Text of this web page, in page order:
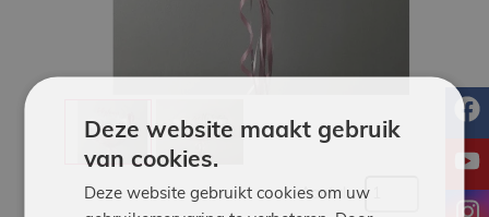
Aantal:
Deze website maakt gebruik
van cookies.
Deze website gebruikt cookies om uw